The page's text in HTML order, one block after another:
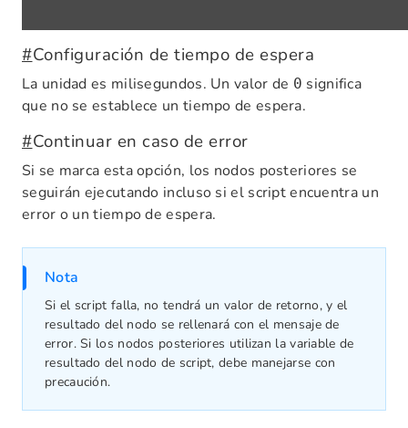
#Configuración de tiempo de espera
La unidad es milisegundos. Un valor de 0 significa
que no se establece un tiempo de espera.
#Continuar en caso de error
Si se marca esta opción, los nodos posteriores se
seguirán ejecutando incluso si el script encuentra un
error o un tiempo de espera.
Nota
Si el script falla, no tendrá un valor de retorno, y el
resultado del nodo se rellenará con el mensaje de
error. Si los nodos posteriores utilizan la variable de
resultado del nodo de script, debe manejarse con
precaución.